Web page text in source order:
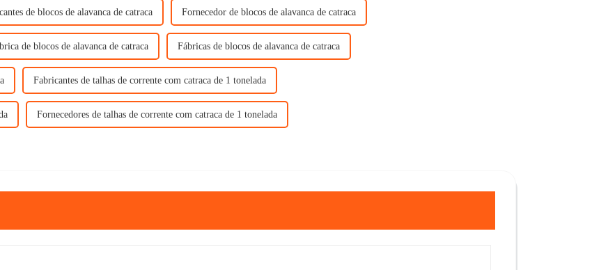
de blocos de alavanca de catraca Fornecedor de blocos de alavanca de catraca
de blocos de alavanca de catraca Fábricas de blocos de alavanca de catraca
Fabricantes de talhas de corrente com catraca de 1 tonelada
Fornecedores de talhas de corrente com catraca de 1 tonelada